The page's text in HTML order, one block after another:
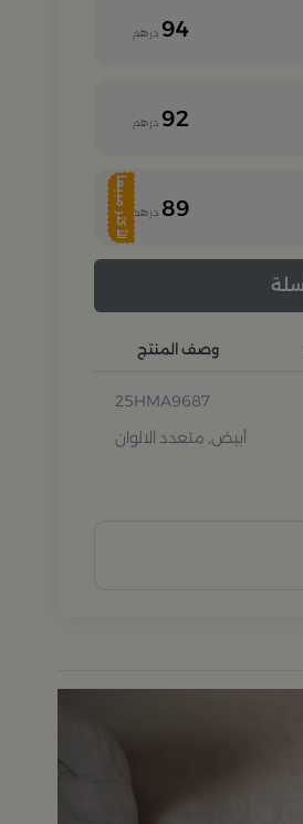
94 درهم
92 درهم
الأكثر مبيعا 89 درهم
25HMA9687
أبيض, متعدد الالوان
وصف المنتج